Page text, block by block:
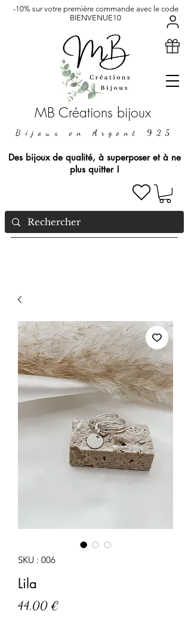
MB Créations bijoux
Bijoux en Argent 925
Des bijoux de qualité, à superposer et à ne
plus quitter !
-10% sur votre première commande avec le code
BIENVENUE10
SKU : 006
Lila
44,00 €